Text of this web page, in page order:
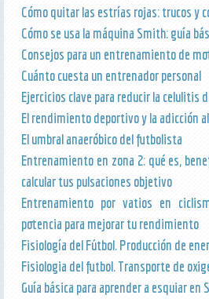
Cómo quitar las estrías rojas: trucos y
Cómo se usa la máquina Smith: guía
Consejos para un entrenamiento de
Cuánto cuesta un entrenador personal
Ejercicios clave para reducir la celulitis
El rendimiento deportivo y la adicción
El umbral anaeróbico del futbolista
Entrenamiento en zona 2: qué es,
calcular tus pulsaciones objetivo
Entrenamiento por vatios en
potencia para mejorar tu rendimiento
Fisiología del Fútbol. Producción de
Fisiologia del futbol. Transporte de
Guía básica para aprender a esquiar en